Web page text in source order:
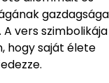
gazdagsága
vers szimbolikája
hogy saját élete